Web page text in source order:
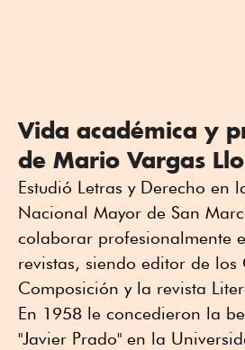
Vida académica y
de Mario Vargas
Estudió Letras y Derecho en
Nacional Mayor de San
colaborar profesionalmente
revistas, siendo editor de los
Composición y la revista
En 1958 le concedieron la
"Javier Prado" en la